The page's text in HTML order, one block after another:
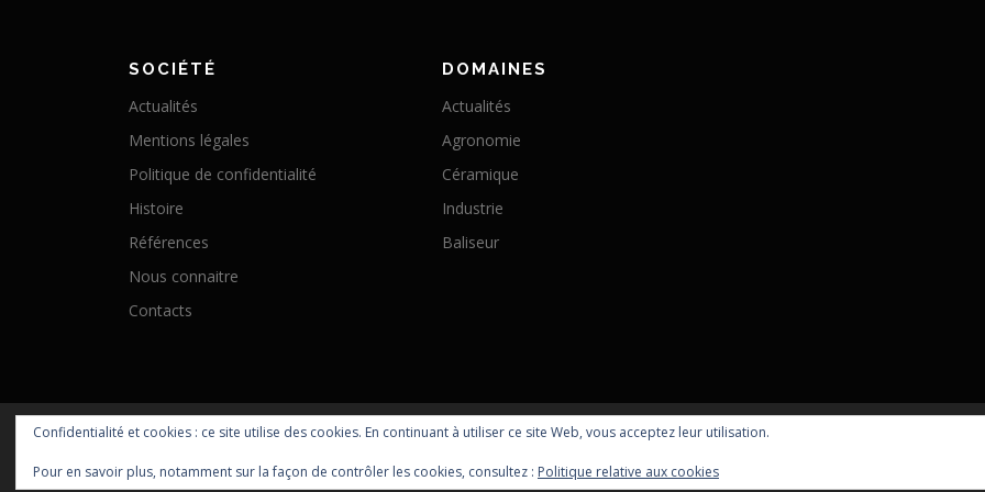
SOCIÉTÉ
Actualités
Mentions légales
Politique de confidentialité
Histoire
Références
Nous connaitre
Contacts
DOMAINES
Actualités
Agronomie
Céramique
Industrie
Baliseur
Confidentialité et cookies : ce site utilise des cookies. En continuant à utiliser ce site Web, vous acceptez leur utilisation.
Pour en savoir plus, notamment sur la façon de contrôler les cookies, consultez : Politique relative aux cookies